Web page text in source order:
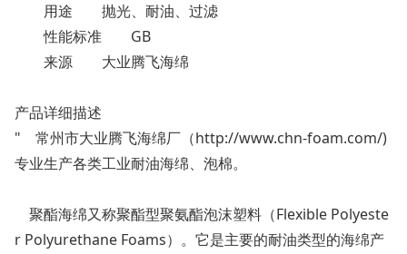
用途
抛光、耐油、过滤
性能标准
GB
来源
大业腾飞海绵
产品详细描述
" 常州市大业腾飞海绵厂（http://www.chn-foam.com/)
专业生产各类工业耐油海绵、泡棉。
聚酯海绵又称聚酯型聚氨酯泡沫塑料（Flexible Polyeste
r Polyurethane Foams）。它是主要的耐油类型的海绵产